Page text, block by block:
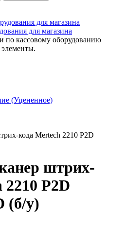
для магазина
по кассовому оборудованию
(Уцененное)
кода Mertech 2210 P2D
штрих-
P2D
(б/у)